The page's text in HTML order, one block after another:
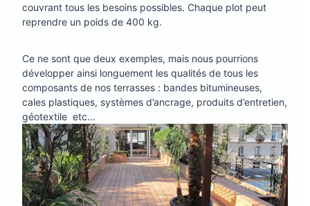
couvrant tous les besoins possibles. Chaque plot peut
reprendre un poids de 400 kg.
Ce ne sont que deux exemples, mais nous pourrions
développer ainsi longuement les qualités de tous les
composants de nos terrasses : bandes bitumineuses,
cales plastiques, systèmes d’ancrage, produits d’entretien,
géotextile etc…